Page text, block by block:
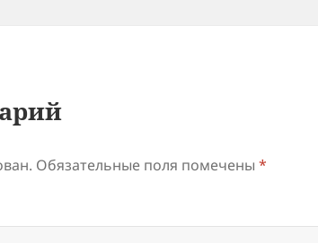
Обязательные поля помечены*